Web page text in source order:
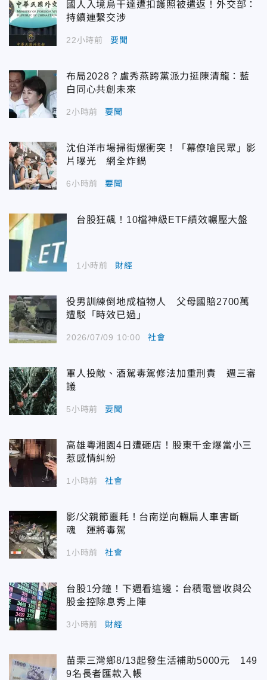
國人入境烏干達遭扣護照被遣返！外交部：
持續連繫交涉
22小時前 要聞
布局2028？盧秀燕跨黨派力挺陳清龍：藍
白同心共創未來
2小時前 要聞
沈伯洋市場掃街爆衝突！「幕僚嗆民眾」影
片曝光 網全炸鍋
6小時前 要聞
台股狂飆！10檔神級ETF績效輾壓大盤
1小時前 財經
役男訓練倒地成植物人 父母國賠2700萬
遭駁「時效已過」
2026/07/09 10:00 社會
軍人投敵、酒駕毒駕修法加重刑責 週三審
議
5小時前 要聞
高雄粵湘園4日遭砸店！股東千金爆當小三
惹感情糾紛
1小時前 社會
影/父親節噩耗！台南逆向輾扁人車害斷
魂 運將毒駕
1小時前 社會
台股1分鐘！下週看這邊：台積電營收與公
股金控除息秀上陣
3小時前 財經
苗栗三灣鄉8/13起發生活補助5000元 149
9名長者匯款入帳